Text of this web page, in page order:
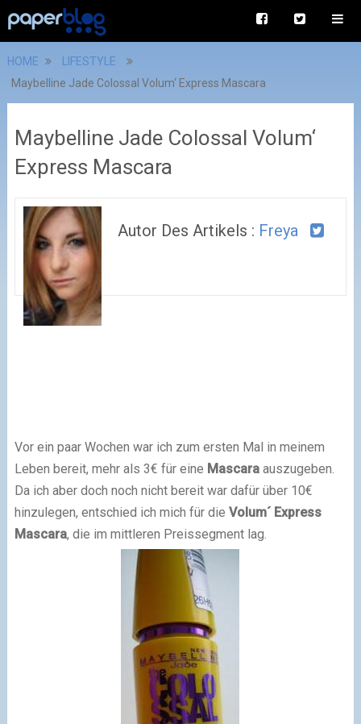
HOME
LIFESTYLE
Maybelline Jade Colossal Volum‘ Express Mascara
Maybelline Jade Colossal Volum‘
Express Mascara
Autor Des Artikels : Freya
Vor ein paar Wochen war ich zum ersten Mal in meinem
Leben bereit, mehr als 3€ für eine Mascaraauszugeben.
Da ich aber doch noch nicht bereit war dafür über 10€
hinzulegen, entschied ich mich für die Volum´ Express
Mascara, die im mittleren Preissegment lag.